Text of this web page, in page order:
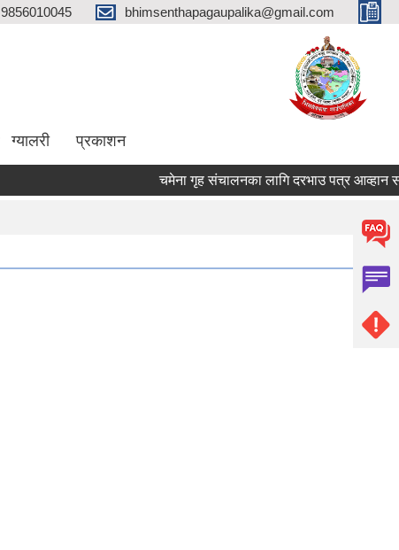
9856010045 bhimsenthapagaupalika@gmail.com
ग्यालरी प्रकाशन
चमेना गृह संचालनका लागि दरभाउ पत्र आव्हान